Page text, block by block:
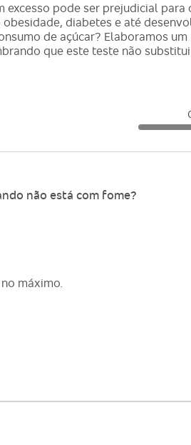
pode ser prejudicial para
diabetes e até
de açúcar? Elaboramos
que este teste não
não está com fome?
máximo.